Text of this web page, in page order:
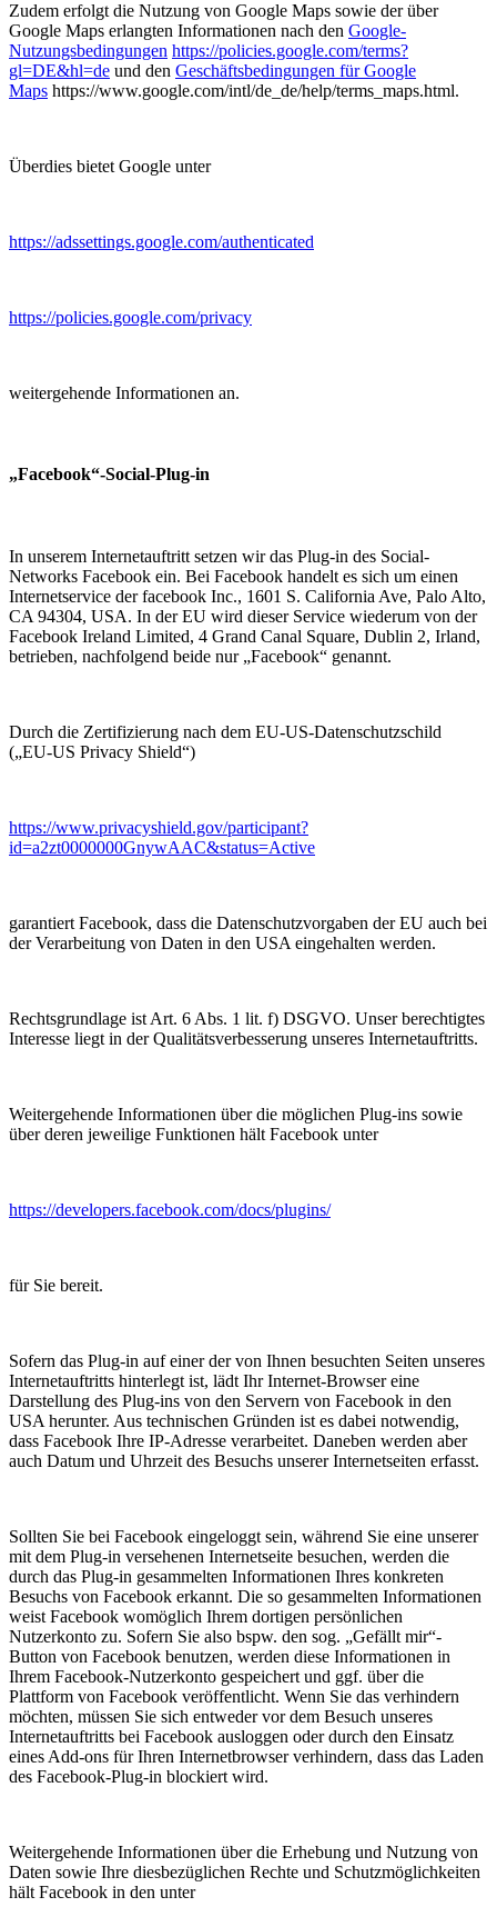
Zudem erfolgt die Nutzung von Google Maps sowie der über
Google Maps erlangten Informationen nach den Google-
Nutzungsbedingungen https://policies.google.com/terms?
gl=DE&hl=de und den Geschäftsbedingungen für Google
Maps https://www.google.com/intl/de_de/help/terms_maps.html.
Überdies bietet Google unter
https://adssettings.google.com/authenticated
https://policies.google.com/privacy
weitergehende Informationen an.
„Facebook“-Social-Plug-in
In unserem Internetauftritt setzen wir das Plug-in des Social-
Networks Facebook ein. Bei Facebook handelt es sich um einen
Internetservice der facebook Inc., 1601 S. California Ave, Palo Alto,
CA 94304, USA. In der EU wird dieser Service wiederum von der
Facebook Ireland Limited, 4 Grand Canal Square, Dublin 2, Irland,
betrieben, nachfolgend beide nur „Facebook“ genannt.
Durch die Zertifizierung nach dem EU-US-Datenschutzschild
(„EU-US Privacy Shield“)
https://www.privacyshield.gov/participant?
id=a2zt0000000GnywAAC&status=Active
garantiert Facebook, dass die Datenschutzvorgaben der EU auch bei
der Verarbeitung von Daten in den USA eingehalten werden.
Rechtsgrundlage ist Art. 6 Abs. 1 lit. f) DSGVO. Unser berechtigtes
Interesse liegt in der Qualitätsverbesserung unseres Internetauftritts.
Weitergehende Informationen über die möglichen Plug-ins sowie
über deren jeweilige Funktionen hält Facebook unter
https://developers.facebook.com/docs/plugins/
für Sie bereit.
Sofern das Plug-in auf einer der von Ihnen besuchten Seiten unseres
Internetauftritts hinterlegt ist, lädt Ihr Internet-Browser eine
Darstellung des Plug-ins von den Servern von Facebook in den
USA herunter. Aus technischen Gründen ist es dabei notwendig,
dass Facebook Ihre IP-Adresse verarbeitet. Daneben werden aber
auch Datum und Uhrzeit des Besuchs unserer Internetseiten erfasst.
Sollten Sie bei Facebook eingeloggt sein, während Sie eine unserer
mit dem Plug-in versehenen Internetseite besuchen, werden die
durch das Plug-in gesammelten Informationen Ihres konkreten
Besuchs von Facebook erkannt. Die so gesammelten Informationen
weist Facebook womöglich Ihrem dortigen persönlichen
Nutzerkonto zu. Sofern Sie also bspw. den sog. „Gefällt mir“-
Button von Facebook benutzen, werden diese Informationen in
Ihrem Facebook-Nutzerkonto gespeichert und ggf. über die
Plattform von Facebook veröffentlicht. Wenn Sie das verhindern
möchten, müssen Sie sich entweder vor dem Besuch unseres
Internetauftritts bei Facebook ausloggen oder durch den Einsatz
eines Add-ons für Ihren Internetbrowser verhindern, dass das Laden
des Facebook-Plug-in blockiert wird.
Weitergehende Informationen über die Erhebung und Nutzung von
Daten sowie Ihre diesbezüglichen Rechte und Schutzmöglichkeiten
hält Facebook in den unter